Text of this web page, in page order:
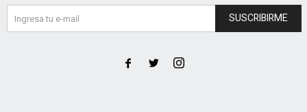
SUSCRIBIRME
  